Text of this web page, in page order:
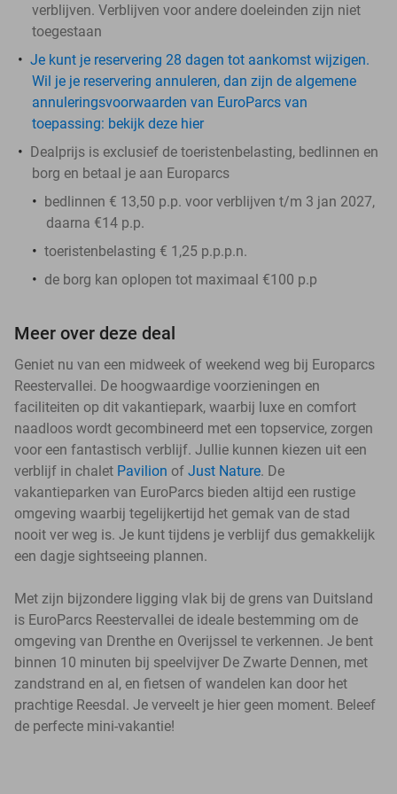
verblijven. Verblijven voor andere doeleinden zijn niet
toegestaan
Je kunt je reservering 28 dagen tot aankomst wijzigen.
Wil je je reservering annuleren, dan zijn de algemene
annuleringsvoorwaarden van EuroParcs van
toepassing: bekijk deze hier
Dealprijs is exclusief de toeristenbelasting, bedlinnen en
borg en betaal je aan Europarcs
bedlinnen € 13,50 p.p. voor verblijven t/m 3 jan 2027,
daarna €14 p.p.
toeristenbelasting € 1,25 p.p.p.n.
de borg kan oplopen tot maximaal €100 p.p
Meer over deze deal
Geniet nu van een midweek of weekend weg bij Europarcs
Reestervallei. De hoogwaardige voorzieningen en
faciliteiten op dit vakantiepark, waarbij luxe en comfort
naadloos wordt gecombineerd met een topservice, zorgen
voor een fantastisch verblijf. Jullie kunnen kiezen uit een
verblijf in chalet Pavilion of Just Nature. De
vakantieparken van EuroParcs bieden altijd een rustige
omgeving waarbij tegelijkertijd het gemak van de stad
nooit ver weg is. Je kunt tijdens je verblijf dus gemakkelijk
een dagje sightseeing plannen.
Met zijn bijzondere ligging vlak bij de grens van Duitsland
is EuroParcs Reestervallei de ideale bestemming om de
omgeving van Drenthe en Overijssel te verkennen. Je bent
binnen 10 minuten bij speelvijver De Zwarte Dennen, met
zandstrand en al, en fietsen of wandelen kan door het
prachtige Reesdal. Je verveelt je hier geen moment. Beleef
de perfecte mini-vakantie!